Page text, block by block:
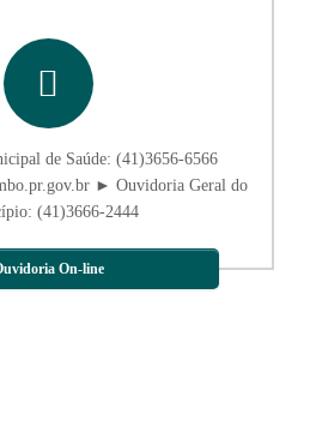
de Saúde: (41)3656-6566
► Ouvidoria Geral do
(41)3666-2444
On-line